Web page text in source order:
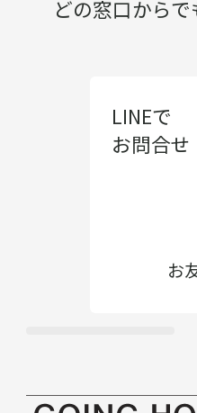
どの窓口から
LINEで
お問合せ
お